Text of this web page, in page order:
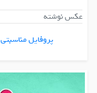
عکس نوشته
پروفایل مناسبتی